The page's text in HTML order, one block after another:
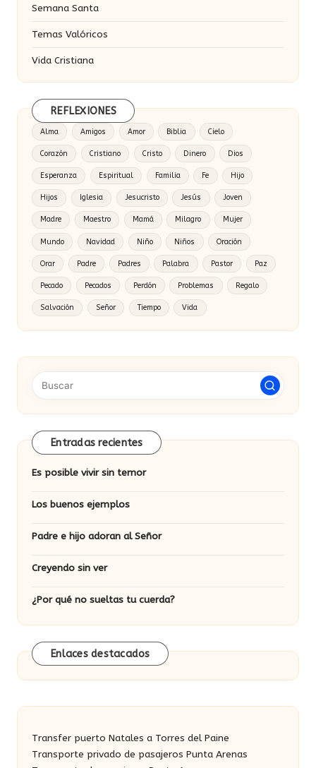
Semana Santa
Temas Valóricos
Vida Cristiana
REFLEXIONES
Alma Amigos Amor Biblia Cielo
Corazón Cristiano Cristo Dinero Dios
Esperanza Espiritual Familia Fe Hijo
Hijos Iglesia Jesucristo Jesús Joven
Madre Maestro Mamá Milagro Mujer
Mundo Navidad Niño Niños Oración
Orar Padre Padres Palabra Pastor Paz
Pecado Pecados Perdón Problemas Regalo
Salvación Señor Tiempo Vida
Entradas recientes
Es posible vivir sin temor
Los buenos ejemplos
Padre e hijo adoran al Señor
Creyendo sin ver
¿Por qué no sueltas tu cuerda?
Enlaces destacados
Transfer puerto Natales a Torres del Paine
Transporte privado de pasajeros Punta Arenas